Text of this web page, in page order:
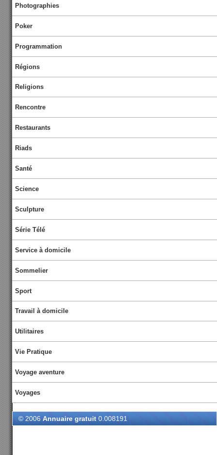
Photographies
Poker
Programmation
Régions
Religions
Rencontre
Restaurants
Riads
Santé
Science
Sculpture
Série Télé
Service à domicile
Sommelier
Sport
Travail à domicile
Utilitaires
Vie Pratique
Voyage aventure
Voyages
© 2006 Annuaire gratuit 0.008191